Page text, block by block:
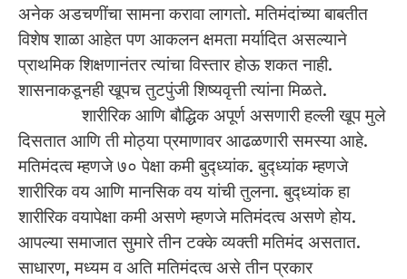
अनेक अडचणींचा सामना करावा लागतो. मतिमंदांच्या बाबतीत
विशेष शाळा आहेत पण आकलन क्षमता मर्यादित असल्याने
प्राथमिक शिक्षणानंतर त्यांचा विस्तार होऊ शकत नाही.
शासनाकडूनही खूपच तुटपुंजी शिष्यवृत्ती त्यांना मिळते.
शारीरिक आणि बौद्धिक अपूर्ण असणारी हल्ली खूप मुले
दिसतात आणि ती मोठ्या प्रमाणावर आढळणारी समस्या आहे.
मतिमंदत्व म्हणजे ७० पेक्षा कमी बुद्ध्यांक. बुद्ध्यांक म्हणजे
शारीरिक वय आणि मानसिक वय यांची तुलना. बुद्ध्यांक हा
शारीरिक वयापेक्षा कमी असणे म्हणजे मतिमंदत्व असणे होय.
आपल्या समाजात सुमारे तीन टक्के व्यक्ती मतिमंद असतात.
साधारण, मध्यम व अति मतिमंदत्व असे तीन प्रकार